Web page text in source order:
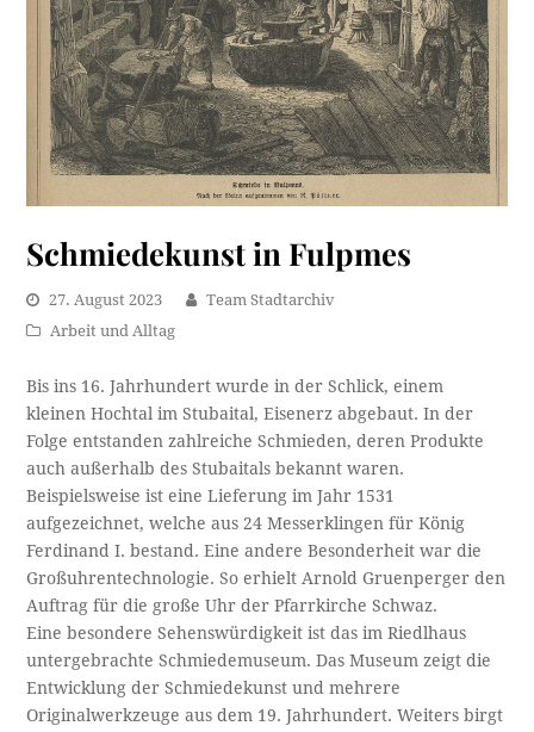
Schmiedekunst in Fulpmes
27. August 2023
Team Stadtarchiv
Arbeit und Alltag
Bis ins 16. Jahrhundert wurde in der Schlick, einem
kleinen Hochtal im Stubaital, Eisenerz abgebaut. In der
Folge entstanden zahlreiche Schmieden, deren Produkte
auch außerhalb des Stubaitals bekannt waren.
Beispielsweise ist eine Lieferung im Jahr 1531
aufgezeichnet, welche aus 24 Messerklingen für König
Ferdinand I. bestand. Eine andere Besonderheit war die
Großuhrentechnologie. So erhielt Arnold Gruenperger den
Auftrag für die große Uhr der Pfarrkirche Schwaz.
Eine besondere Sehenswürdigkeit ist das im Riedlhaus
untergebrachte Schmiedemuseum. Das Museum zeigt die
Entwicklung der Schmiedekunst und mehrere
Originalwerkzeuge aus dem 19. Jahrhundert. Weiters birgt